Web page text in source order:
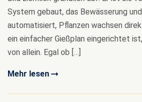
System gebaut, das Bewässerung
automatisiert, Pflanzen wachsen
ein einfacher Gießplan eingerichtet
von allein. Egal ob […]
Mehr lesen